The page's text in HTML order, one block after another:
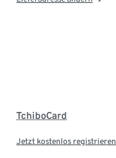
TchiboCard
Jetzt kostenlos registrieren